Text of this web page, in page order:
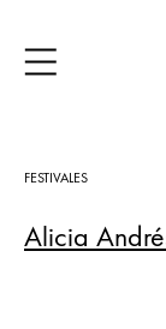
FESTIVALES
Alicia